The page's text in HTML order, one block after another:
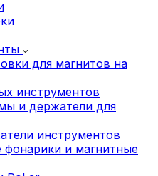
для магнитов на
инструментов
и держатели для
инструментов
фонарики и магнитные